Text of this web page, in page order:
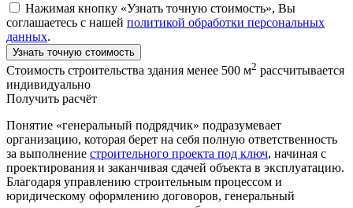
Нажимая кнопку «Узнать точную стоимость», Вы
соглашаетесь с нашей политикой обработки персональных
данных.
Узнать точную стоимость
Стоимость строительства здания менее 500 м2 рассчитывается
индивидуально
Получить расчёт
Понятие «генеральный подрядчик» подразумевает
организацию, которая берет на себя полную ответственность
за выполнение строительного проекта под ключ, начиная с
проектирования и заканчивая сдачей объекта в эксплуатацию.
Благодаря управлению строительным процессом и
юридическому оформлению договоров, генеральный